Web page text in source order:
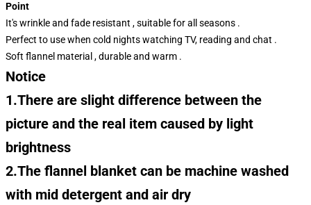
Point
It's wrinkle and fade resistant , suitable for all seasons .
Perfect to use when cold nights watching TV, reading and chat .
Soft flannel material , durable and warm .
Notice
1.There are slight difference between the
picture and the real item caused by light
brightness
2.The flannel blanket can be machine washed
with mid detergent and air dry